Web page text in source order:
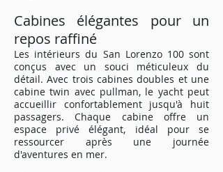
Cabines élégantes pour un
repos raffiné
Les intérieurs du San Lorenzo 100 sont
conçus avec un souci méticuleux du
détail. Avec trois cabines doubles et une
cabine twin avec pullman, le yacht peut
accueillir confortablement jusqu'à huit
passagers. Chaque cabine offre un
espace privé élégant, idéal pour se
ressourcer après une journée
d'aventures en mer.